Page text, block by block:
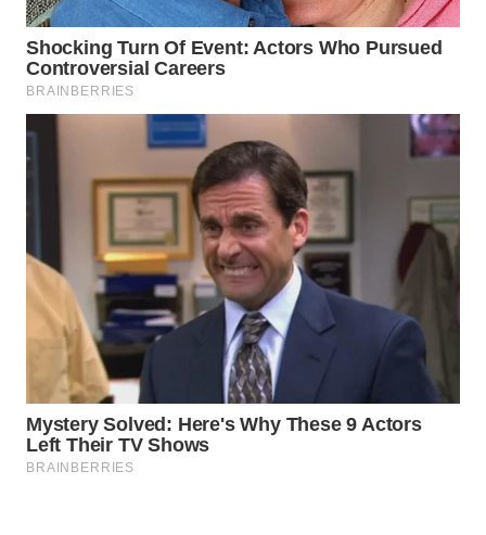
WAHANA
TRAVEL
WAHANA
TV
WAHANANEWS
WAHANANEWS
CO ID
WAHANANEWS
NET
WAHANA
SPORT